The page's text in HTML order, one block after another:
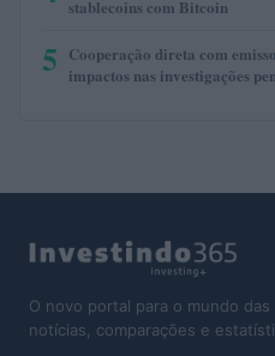
stablecoins com Bitcoin
5 Cooperação direta com
impactos nas investigações
O novo portal para o mundo das
notícias, comparações e